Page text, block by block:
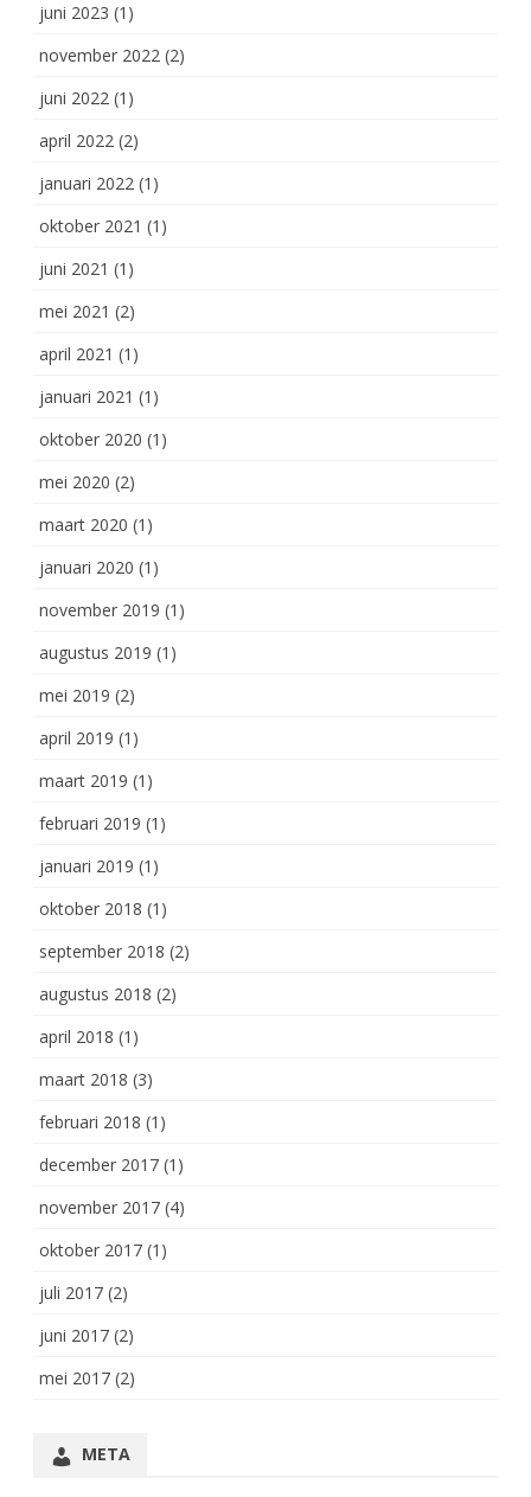
juni 2023 (1)
november 2022 (2)
juni 2022 (1)
april 2022 (2)
januari 2022 (1)
oktober 2021 (1)
juni 2021 (1)
mei 2021 (2)
april 2021 (1)
januari 2021 (1)
oktober 2020 (1)
mei 2020 (2)
maart 2020 (1)
januari 2020 (1)
november 2019 (1)
augustus 2019 (1)
mei 2019 (2)
april 2019 (1)
maart 2019 (1)
februari 2019 (1)
januari 2019 (1)
oktober 2018 (1)
september 2018 (2)
augustus 2018 (2)
april 2018 (1)
maart 2018 (3)
februari 2018 (1)
december 2017 (1)
november 2017 (4)
oktober 2017 (1)
juli 2017 (2)
juni 2017 (2)
mei 2017 (2)
META